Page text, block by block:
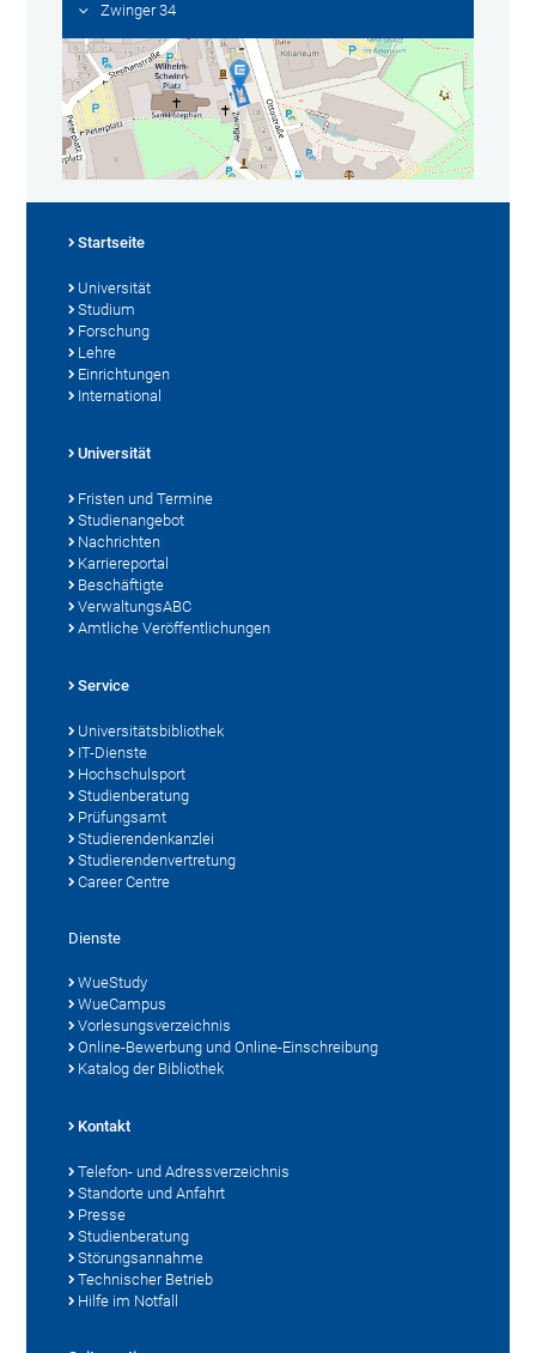
Zwinger 34
Startseite
Universität
Studium
Forschung
Lehre
Einrichtungen
International
Universität
Fristen und Termine
Studienangebot
Nachrichten
Karriereportal
Beschäftigte
VerwaltungsABC
Amtliche Veröffentlichungen
Service
Universitätsbibliothek
IT-Dienste
Hochschulsport
Studienberatung
Prüfungsamt
Studierendenkanzlei
Studierendenvertretung
Career Centre
Dienste
WueStudy
WueCampus
Vorlesungsverzeichnis
Online-Bewerbung und Online-Einschreibung
Katalog der Bibliothek
Kontakt
Telefon- und Adressverzeichnis
Standorte und Anfahrt
Presse
Studienberatung
Störungsannahme
Technischer Betrieb
Hilfe im Notfall